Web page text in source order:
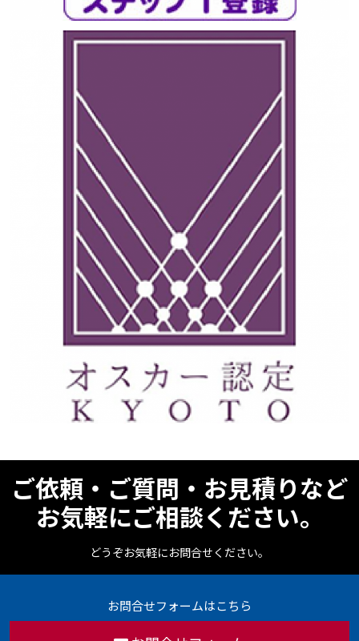
ご依頼・ご質問・お見積りなど
お気軽にご相談ください。
どうぞお気軽にお問合せください。
お問合せフォームはこちら